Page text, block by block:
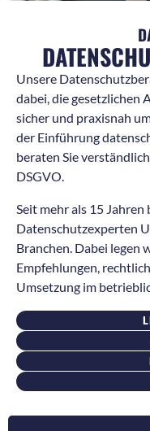
Unsere
dabei, die gesetzlichen
sicher und praxisnah
der Einführung
beraten Sie
DSGVO.
Seit mehr als 15
Datenschutzexperten
Branchen. Dabei legen
Empfehlungen,
Umsetzung im